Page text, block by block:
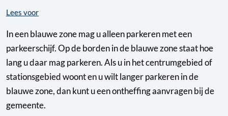
Lees voor
In een blauwe zone mag u alleen parkeren met een
parkeerschijf. Op de borden in de blauwe zone staat hoe
lang u daar mag parkeren. Als u in het centrumgebied of
stationsgebied woont en u wilt langer parkeren in de
blauwe zone, dan kunt u een ontheffing aanvragen bij de
gemeente.